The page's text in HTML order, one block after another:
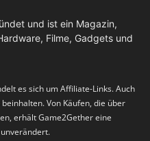
und ist ein Magazin,
Filme, Gadgets und
es sich um Affiliate-Links. Auch
Von Käufen, die über
erhält Game2Gether eine